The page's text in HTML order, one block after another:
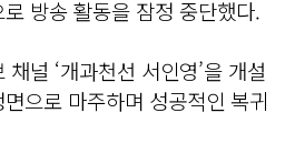
방송 활동을 잠정 중단했다.
널 ‘개과천선 서인영’을 개설
으로 마주하며 성공적인 복귀